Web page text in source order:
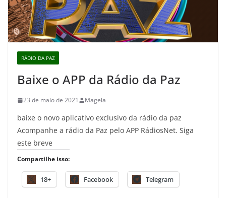
RÁDIO DA PAZ
Baixe o APP da Rádio da Paz
23 de maio de 2021 Magela
baixe o novo aplicativo exclusivo da rádio da paz
Acompanhe a rádio da Paz pelo APP RádiosNet. Siga
este breve
Compartilhe isso:
18+ Facebook Telegram